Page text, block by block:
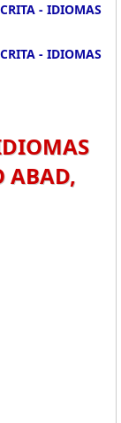
- IDIOMAS
- IDIOMAS
ABAD,